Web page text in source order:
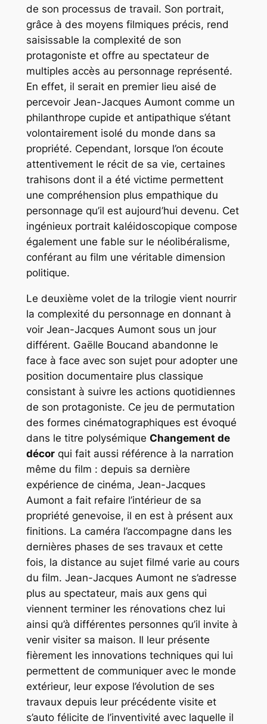
de son processus de travail. Son portrait,
grâce à des moyens filmiques précis, rend
saisissable la complexité de son
protagoniste et offre au spectateur de
multiples accès au personnage représenté.
En effet, il serait en premier lieu aisé de
percevoir Jean-Jacques Aumont comme un
philanthrope cupide et antipathique s’étant
volontairement isolé du monde dans sa
propriété. Cependant, lorsque l’on écoute
attentivement le récit de sa vie, certaines
trahisons dont il a été victime permettent
une compréhension plus empathique du
personnage qu’il est aujourd’hui devenu. Cet
ingénieux portrait kaléidoscopique compose
également une fable sur le néolibéralisme,
conférant au film une véritable dimension
politique.
Le deuxième volet de la trilogie vient nourrir
la complexité du personnage en donnant à
voir Jean-Jacques Aumont sous un jour
différent. Gaëlle Boucand abandonne le
face à face avec son sujet pour adopter une
position documentaire plus classique
consistant à suivre les actions quotidiennes
de son protagoniste. Ce jeu de permutation
des formes cinématographiques est évoqué
dans le titre polysémique Changement de
décorqui fait aussi référence à la narration
même du film : depuis sa dernière
expérience de cinéma, Jean-Jacques
Aumont a fait refaire l’intérieur de sa
propriété genevoise, il en est à présent aux
finitions. La caméra l’accompagne dans les
dernières phases de ses travaux et cette
fois, la distance au sujet filmé varie au cours
du film. Jean-Jacques Aumont ne s’adresse
plus au spectateur, mais aux gens qui
viennent terminer les rénovations chez lui
ainsi qu’à différentes personnes qu’il invite à
venir visiter sa maison. Il leur présente
fièrement les innovations techniques qui lui
permettent de communiquer avec le monde
extérieur, leur expose l’évolution de ses
travaux depuis leur précédente visite et
s’auto félicite de l’inventivité avec laquelle il